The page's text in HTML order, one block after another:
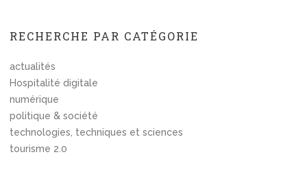
RECHERCHE PAR CATÉGORIE
actualités
Hospitalité digitale
numérique
politique & société
technologies, techniques et sciences
tourisme 2.0